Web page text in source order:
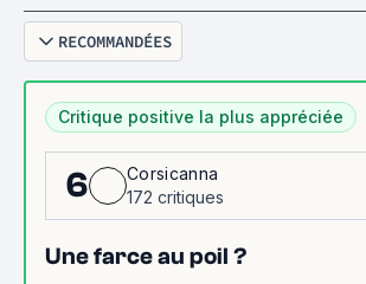
RECOMMANDÉES
Critique positive la plus appréciée
6
Corsicanna
172 critiques
Une farce au poil ?